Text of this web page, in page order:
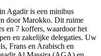
Agadir is een minibus
door Marokko. Dit ruime
en 7 koffers, waardoor het
en zakelijke delegaties. Uw
Frans en Arabisch en